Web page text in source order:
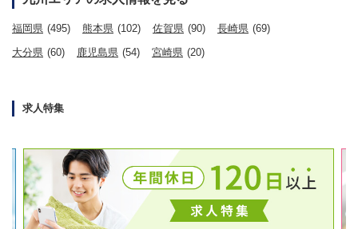
福岡県 (495) 熊本県 (102) 佐賀県 (90) 長崎県 (69)
大分県 (60) 鹿児島県 (54) 宮崎県 (20)
求人特集